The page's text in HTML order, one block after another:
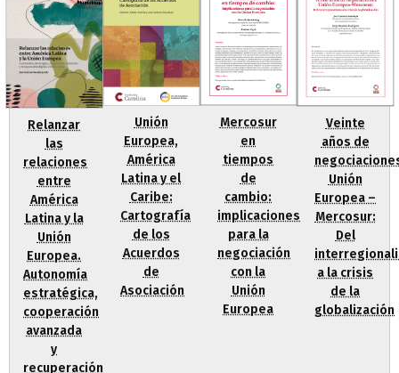
Relanzar
las
relaciones
entre
América
Latina y la
Unión
Europea.
Autonomía
estratégica,
cooperación
avanzada
y
recuperación
Unión
Europea,
América
Latina y el
Caribe:
Cartografía
de los
Acuerdos
de
Asociación
Mercosur
en
tiempos
de
cambio:
implicaciones
para la
negociación
con la
Unión
Europea
Veinte
años de
Unión
Europea –
Mercosur:
Del
a la crisis
de la
globalización